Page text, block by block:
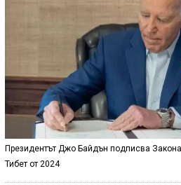
Президентът Джо Байдън подписва
Тибет от 2024